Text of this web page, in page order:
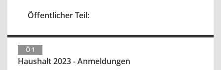
Öffentlicher Teil:
Ö 1
Haushalt 2023 - Anmeldungen